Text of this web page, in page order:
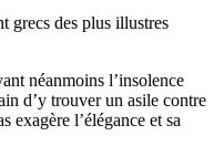
grecs des plus illustres
néanmoins l’insolence
d’y trouver un asile contre
exagère l’élégance et sa